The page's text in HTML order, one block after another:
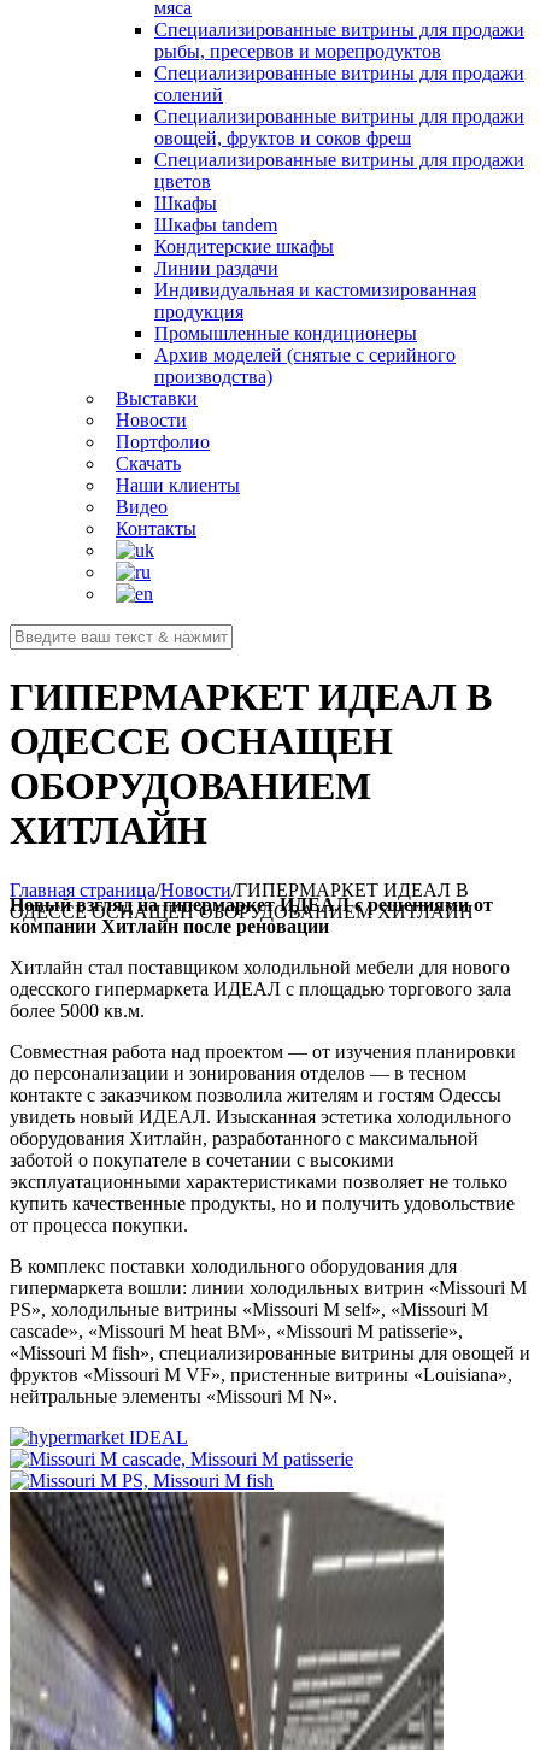
мяса
Специализированные витрины для продажи
рыбы, пресервов и морепродуктов
Специализированные витрины для продажи
солений
Специализированные витрины для продажи
овощей, фруктов и соков фреш
Специализированные витрины для продажи
цветов
Шкафы
Шкафы tandem
Кондитерские шкафы
Линии раздачи
Индивидуальная и кастомизированная
продукция
Промышленные кондиционеры
Архив моделей (снятые с серийного
производства)
Выставки
Новости
Портфолио
Скачать
Наши клиенты
Видео
Контакты
ГИПЕРМАРКЕТ ИДЕАЛ В
ОДЕССЕ ОСНАЩЕН
ОБОРУДОВАНИЕМ
ХИТЛАЙН
Главная страница/Новости/ГИПЕРМАРКЕТ ИДЕАЛ В
ОДЕССЕ ОСНАЩЕН ОБОРУДОВАНИЕМ ХИТЛАЙН
Новый взгляд на гипермаркет ИДЕАЛ с решениями от
компании Хитлайн после реновации
Хитлайн стал поставщиком холодильной мебели для нового
одесского гипермаркета ИДЕАЛ с площадью торгового зала
более 5000 кв.м.
Совместная работа над проектом — от изучения планировки
до персонализации и зонирования отделов — в тесном
контакте с заказчиком позволила жителям и гостям Одессы
увидеть новый ИДЕАЛ. Изысканная эстетика холодильного
оборудования Хитлайн, разработанного с максимальной
заботой о покупателе в сочетании с высокими
эксплуатационными характеристиками позволяет не только
купить качественные продукты, но и получить удовольствие
от процесса покупки.
В комплекс поставки холодильного оборудования для
гипермаркета вошли: линии холодильных витрин «Missouri M
PS», холодильные витрины «Missouri М self», «Missouri М
cascade», «Missouri М heat BM», «Missouri М patisserie»,
«Missouri М fish», специализированные витрины для овощей и
фруктов «Missouri М VF», пристенные витрины «Louisiana»,
нейтральные элементы «Missouri М N».